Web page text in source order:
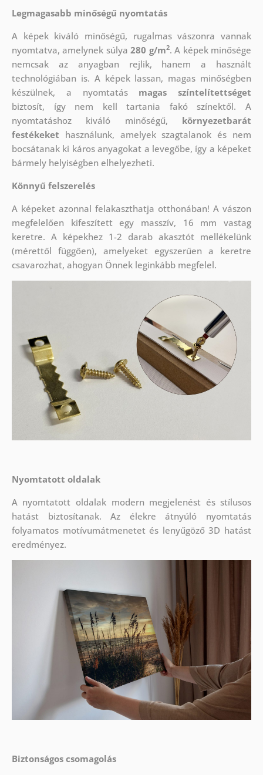
Legmagasabb minőségű nyomtatás
A képek kiváló minőségű, rugalmas vászonra vannak
nyomtatva, amelynek súlya280 g/m2. A képek minősége
nemcsak az anyagban rejlik, hanem a használt
technológiában is. A képek lassan, magas minőségben
készülnek, a nyomtatás magas színtelítettséget
biztosít, így nem kell tartania fakó színektől. A
nyomtatáshoz kiváló minőségű, környezetbarát
festékeket használunk, amelyek szagtalanok és nem
bocsátanak ki káros anyagokat a levegőbe, így a képeket
bármely helyiségben elhelyezheti.
Könnyű felszerelés
A képeket azonnal felakaszthatja otthonában! A vászon
megfelelően kifeszített egy masszív, 16 mm vastag
keretre. A képekhez 1-2 darab akasztót mellékelünk
(mérettől függően), amelyeket egyszerűen a keretre
csavarozhat, ahogyan Önnek leginkább megfelel.
Nyomtatott oldalak
A nyomtatott oldalak modern megjelenést és stílusos
hatást biztosítanak. Az élekre átnyúló nyomtatás
folyamatos motívumátmenetet és lenyűgöző 3D hatást
eredményez.
Biztonságos csomagolás